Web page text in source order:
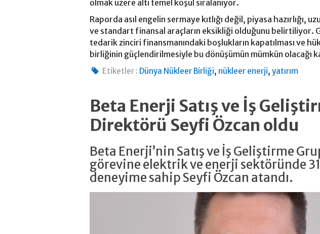
olmak üzere altı temel koşul sıralanıyor.
Raporda asıl engelin sermaye kıtlığı değil, piyasa hazırlığı,
ve standart finansal araçların eksikliği olduğunu belirtiliyor.
tedarik zinciri finansmanındaki boşlukların kapatılması ve
birliğinin güçlendirilmesiyle bu dönüşümün mümkün olacağı
Etiketler : Dünya Nükleer Birliği, nükleer enerji,yatırım
Beta Enerji Satış ve İş
Direktörü Seyfi Özcan oldu
Beta Enerji’nin Satış ve İş Geliştirme
görevine elektrik ve enerji sektöründe 31
deneyime sahip Seyfi Özcan atandı.